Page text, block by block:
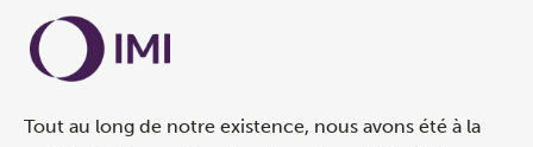
Tout au long de notre existence, nous avons été à la